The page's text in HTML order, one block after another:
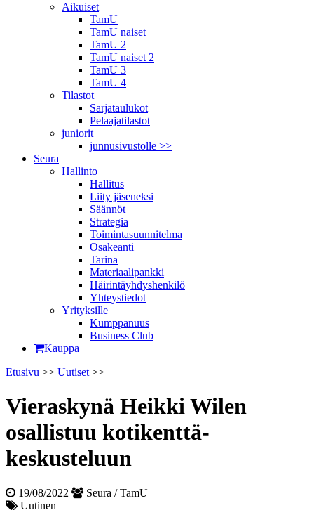
Aikuiset
TamU
TamU naiset
TamU 2
TamU naiset 2
TamU 3
TamU 4
Tilastot
Sarjataulukot
Pelaajatilastot
juniorit
junnusivustolle >>
Seura
Hallinto
Hallitus
Liity jäseneksi
Säännöt
Strategia
Toimintasuunnitelma
Osakeanti
Tarina
Materiaalipankki
Häirintä­yhdyshenkilö
Yhteystiedot
Yrityksille
Kumppanuus
Business Club
Kauppa
Etusivu >> Uutiset >>
Vieraskynä Heikki Wilen
osallistuu kotikenttä­
keskusteluun
19/08/2022
Seura / TamU
Uutinen